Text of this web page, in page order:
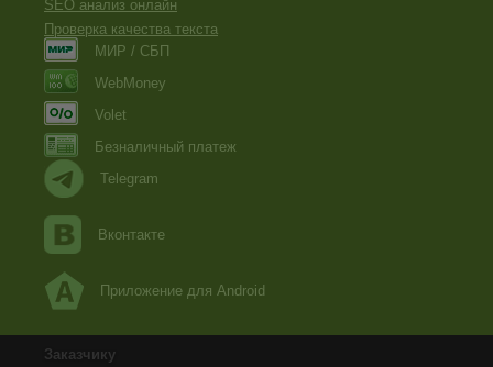
Ёлы-палы! Чудо вы, девчонки!
Сколько ж времени я зря потратил, йэээээх!
И теперь, не потеряв азарта,
Поздравляю, чудо-существа!
SEO анализ онлайн
Проверка качества текста
МИР / СБП
WebMoney
Volet
Безналичный платеж
Telegram
Вконтакте
Приложение для Android
Заказчику